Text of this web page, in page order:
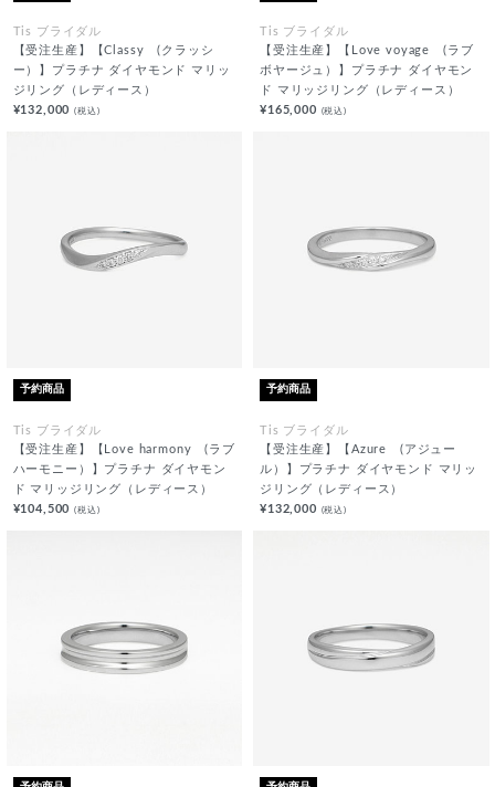
Tis ブライダル
【受注生産】【Classy (クラッシ
ー）】プラチナ ダイヤモンド マリッ
ジリング（レディース）
¥132,000(税込)
Tis ブライダル
【受注生産】【Love voyage (ラブ
ボヤージュ）】プラチナ ダイヤモン
ド マリッジリング（レディース）
¥165,000 (税込)
予約商品
Tis ブライダル
【受注生産】【Love harmony (ラブ
ハーモニー）】プラチナ ダイヤモン
ド マリッジリング（レディース）
¥104,500(税込)
予約商品
Tis ブライダル
【受注生産】【Azure (アジュー
ル）】プラチナ ダイヤモンド マリッ
ジリング（レディース）
¥132,000 (税込)